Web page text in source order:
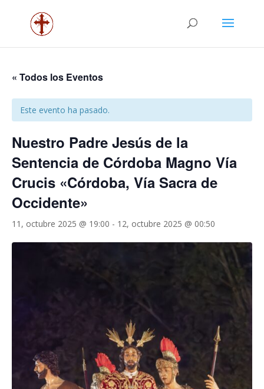
« Todos los Eventos
Este evento ha pasado.
Nuestro Padre Jesús de la
Sentencia de Córdoba Magno Vía
Crucis «Córdoba, Vía Sacra de
Occidente»
11, octubre 2025 @ 19:00 - 12, octubre 2025 @ 00:50